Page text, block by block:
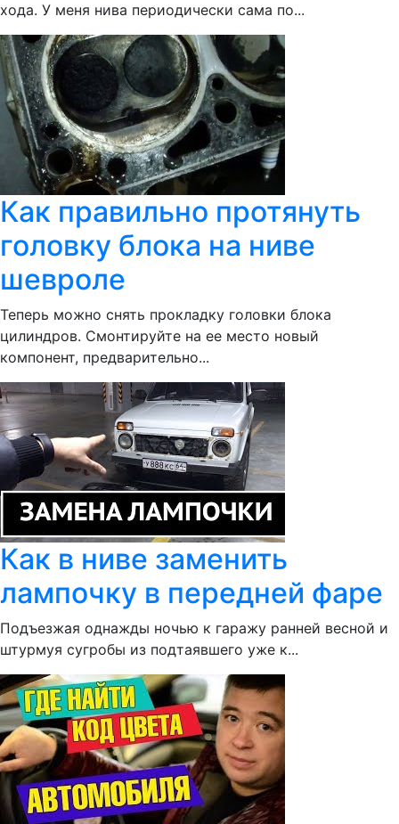
хода. У меня нива периодически сама по...
Как правильно протянуть
головку блока на ниве
шевроле
Теперь можно снять прокладку головки блока
цилиндров. Смонтируйте на ее место новый
компонент, предварительно...
Как в ниве заменить
лампочку в передней фаре
Подъезжая однажды ночью к гаражу ранней весной и
штурмуя сугробы из подтаявшего уже к...